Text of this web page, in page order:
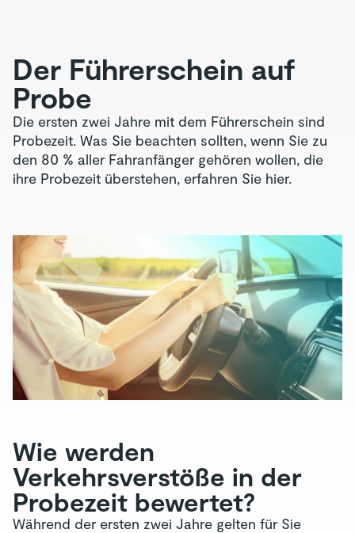
Der Führerschein auf
Probe
Die ersten zwei Jahre mit dem Führerschein sind
Probezeit. Was Sie beachten sollten, wenn Sie zu
den 80 % aller Fahranfänger gehören wollen, die
ihre Probezeit überstehen, erfahren Sie hier.
Wie werden
Verkehrsverstöße in der
Probezeit bewertet?
Während der ersten zwei Jahre gelten für Sie